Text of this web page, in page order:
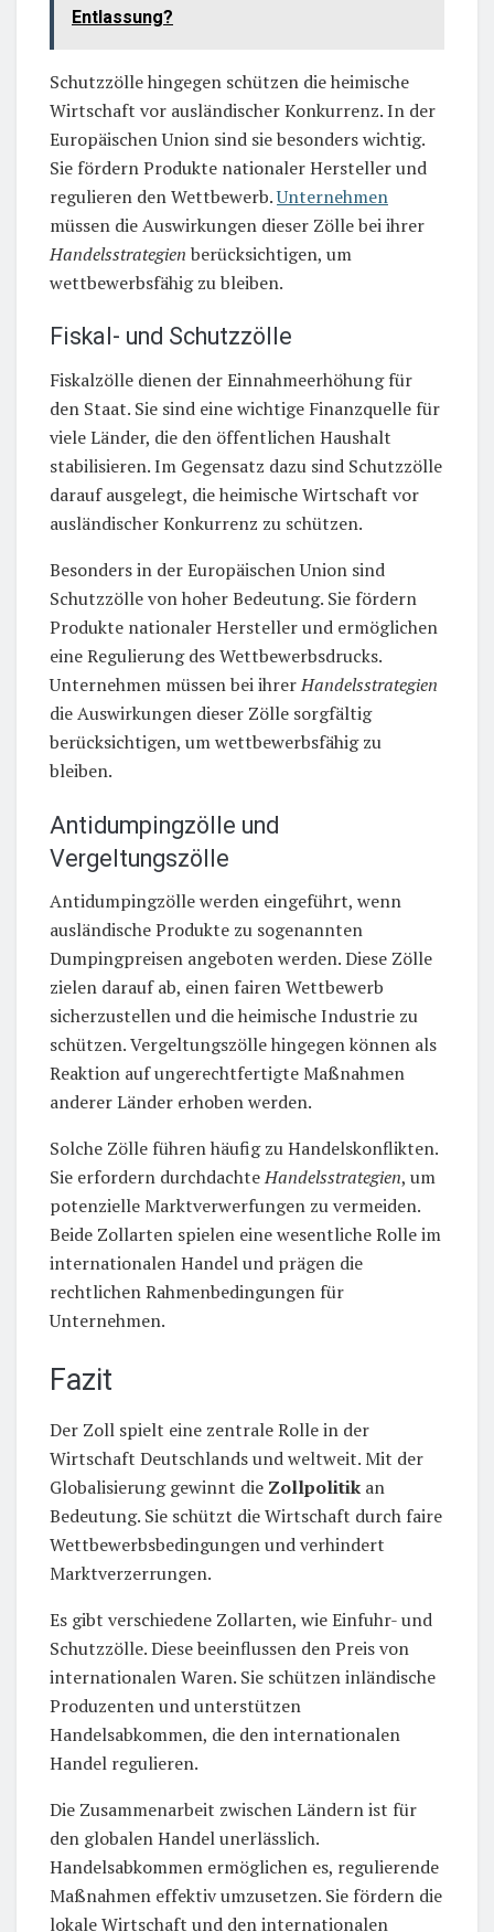
Entlassung?
Schutzzölle hingegen schützen die heimische
Wirtschaft vor ausländischer Konkurrenz. In der
Europäischen Union sind sie besonders wichtig.
Sie fördern Produkte nationaler Hersteller und
regulieren den Wettbewerb.Unternehmen
müssen die Auswirkungen dieser Zölle bei ihrer
Handelsstrategien berücksichtigen, um
wettbewerbsfähig zu bleiben.
Fiskal- und Schutzzölle
Fiskalzölle dienen der Einnahmeerhöhung für
den Staat. Sie sind eine wichtige Finanzquelle für
viele Länder, die den öffentlichen Haushalt
stabilisieren. Im Gegensatz dazu sind Schutzzölle
darauf ausgelegt, die heimische Wirtschaft vor
ausländischer Konkurrenz zu schützen.
Besonders in der Europäischen Union sind
Schutzzölle von hoher Bedeutung. Sie fördern
Produkte nationaler Hersteller und ermöglichen
eine Regulierung des Wettbewerbsdrucks.
Unternehmen müssen bei ihrerHandelsstrategien
die Auswirkungen dieser Zölle sorgfältig
berücksichtigen, um wettbewerbsfähig zu
bleiben.
Antidumpingzölle und
Vergeltungszölle
Antidumpingzölle werden eingeführt, wenn
ausländische Produkte zu sogenannten
Dumpingpreisen angeboten werden. Diese Zölle
zielen darauf ab, einen fairen Wettbewerb
sicherzustellen und die heimische Industrie zu
schützen. Vergeltungszölle hingegen können als
Reaktion auf ungerechtfertigte Maßnahmen
anderer Länder erhoben werden.
Solche Zölle führen häufig zu Handelskonflikten.
Sie erfordern durchdachteHandelsstrategien, um
potenzielle Marktverwerfungen zu vermeiden.
Beide Zollarten spielen eine wesentliche Rolle im
internationalen Handel und prägen die
rechtlichen Rahmenbedingungen für
Unternehmen.
Fazit
Der Zoll spielt eine zentrale Rolle in der
Wirtschaft Deutschlands und weltweit. Mit der
Globalisierung gewinnt die Zollpolitik an
Bedeutung. Sie schützt die Wirtschaft durch faire
Wettbewerbsbedingungen und verhindert
Marktverzerrungen.
Es gibt verschiedene Zollarten, wie Einfuhr- und
Schutzzölle. Diese beeinflussen den Preis von
internationalen Waren. Sie schützen inländische
Produzenten und unterstützen
Handelsabkommen, die den internationalen
Handel regulieren.
Die Zusammenarbeit zwischen Ländern ist für
den globalen Handel unerlässlich.
Handelsabkommen ermöglichen es, regulierende
Maßnahmen effektiv umzusetzen. Sie fördern die
lokale Wirtschaft und den internationalen